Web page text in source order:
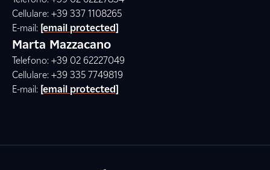
Cellulare: +39 337 1108265
E-mail: [email protected]
Marta Mazzacano
Telefono: +39 02 62227049
Cellulare: +39 335 7749819
E-mail: [email protected]